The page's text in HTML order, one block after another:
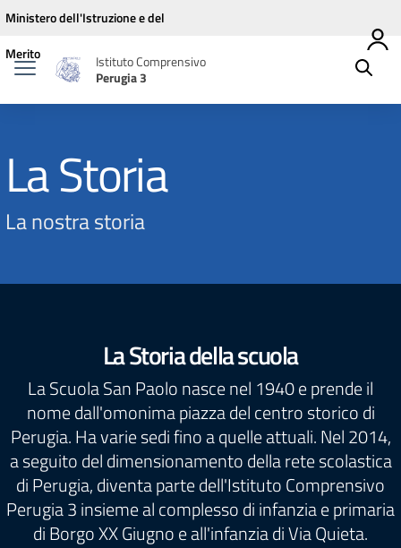
Vai ai contenuti
Vai al menu di navigazione
Vai al footer
Ministero dell'Istruzione e del
Merito
Istituto Comprensivo
Perugia 3
La Storia
La nostra storia
La Storia della scuola
La Scuola San Paolo nasce nel 1940 e prende il
nome dall'omonima piazza del centro storico di
Perugia. Ha varie sedi fino a quelle attuali. Nel 2014,
a seguito del dimensionamento della rete scolastica
di Perugia, diventa parte dell'Istituto Comprensivo
Perugia 3 insieme al complesso di infanzia e primaria
di Borgo XX Giugno e all'infanzia di Via Quieta.